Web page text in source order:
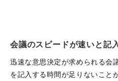
会議のスピードが速いと記
迅速な意思決定が求められる会
を記入する時間が足りないこと